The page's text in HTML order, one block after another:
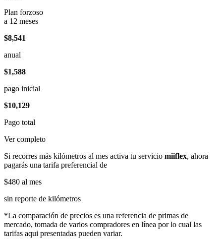
Plan forzoso
a 12 meses
$8,541
anual
$1,588
pago inicial
$10,129
Pago total
Ver completo
Si recorres más kilómetros al mes activa tu servicio miiflex, ahora
pagarás una tarifa preferencial de
$480 al mes
sin reporte de kilómetros
*La comparación de precios es una referencia de primas de
mercado, tomada de varios compradores en línea por lo cual las
tarifas aqui presentadas pueden variar.